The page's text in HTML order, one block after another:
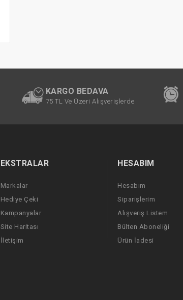
KARGO BEDAVA
75 TL Ve Üzeri Alışverişlerde
EKSTRALAR
Markalar
Hediye Çeki
Kampanyalar
Site Haritası
İletişim
HESABIM
Hesabım
Siparişlerim
Alışveriş Listem
Bülten Aboneliği
Ürün İadesi